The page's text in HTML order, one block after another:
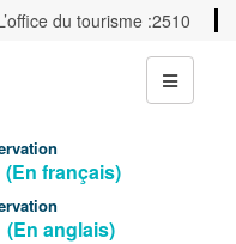
du tourisme :2510
(En français)
(En anglais)